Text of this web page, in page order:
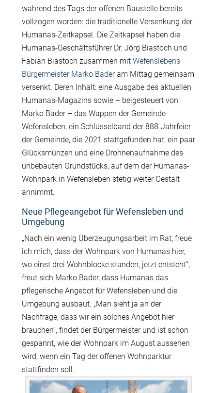
während des Tags der offenen Baustelle bereits
vollzogen worden: die traditionelle Versenkung der
Humanas-Zeitkapsel. Die Zeitkapsel haben die
Humanas-Geschäftsführer Dr. Jörg Biastoch und
Fabian Biastoch zusammen mit Wefenslebens
Bürgermeister Marko Baderam Mittag gemeinsam
versenkt. Deren Inhalt: eine Ausgabe des aktuellen
Humanas-Magazins sowie – beigesteuert von
Marko Bader – das Wappen der Gemeinde
Wefensleben, ein Schlüsselband der 888-Jahrfeier
der Gemeinde, die 2021 stattgefunden hat, ein paar
Glücksmünzen und eine Drohnenaufnahme des
unbebauten Grundstücks, auf dem der Humanas-
Wohnpark in Wefensleben stetig weiter Gestalt
annimmt.
Neue Pflegeangebot für Wefensleben und
Umgebung
„Nach ein wenig Überzeugungsarbeit im Rat, freue
ich mich, dass der Wohnpark von Humanas hier,
wo einst drei Wohnblöcke standen, jetzt entsteht“,
freut sich Marko Bader, dass Humanas das
pflegerische Angebot für Wefensleben und die
Umgebung ausbaut. „Man sieht ja an der
Nachfrage, dass wir ein solches Angebot hier
brauchen“, findet der Bürgermeister und ist schon
gespannt, wie der Wohnpark im August aussehen
wird, wenn ein Tag der offenen Wohnparktür
stattfinden soll.